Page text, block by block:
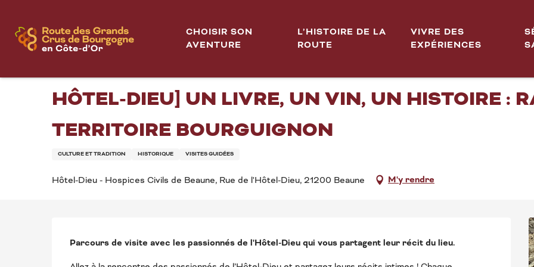
contenu
principal
CHOISIR SON
AVENTURE
L’HISTOIRE DE LA
ROUTE
VIVRE DES
EXPÉRIENCES
Dimanche 20 septembre de 14:15 à 15:45
HÔTEL-DIEU] UN LIVRE, UN VIN, UN HISTOIRE :
TERRITOIRE BOURGUIGNON
CULTURE ET TRADITION HISTORIQUE VISITES GUIDÉES
Hôtel-Dieu - Hospices Civils de Beaune, Rue de l'Hôtel-Dieu, 21200 Beaune M'y rendre
DESCRIPTION
Parcours de visite avec les passionnés de l'Hôtel-Dieu qui vous partagent leur récit du lieu.